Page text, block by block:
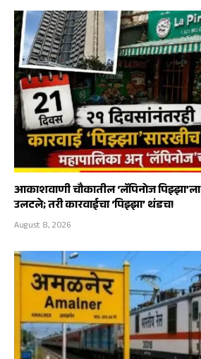
आकाशवाणी चौकातील ‘लॅपिनोज
उलटले; तरी कारवाईचा ‘पिझ्झा’ थंडच!
August 8, 2026